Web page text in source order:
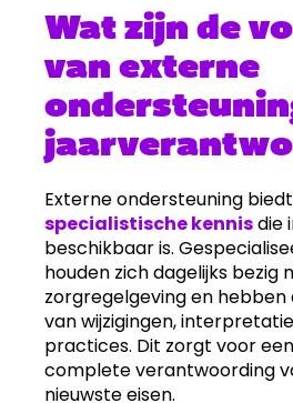
Wat zijn de
van externe
Externe ondersteuning biedt
specialistische kennisdie
beschikbaar is.
houden zich dagelijks bezig
zorgregelgeving en hebben
van wijzigingen,
practices. Dit zorgt voor
complete verantwoording
nieuwste eisen.